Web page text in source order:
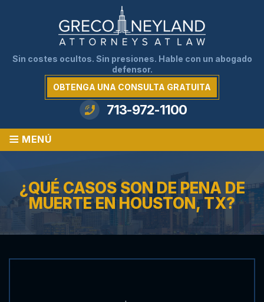
Sin costes ocultos. Sin presiones. Hable con un abogado
defensor.
OBTENGA UNA CONSULTA GRATUITA
713-972-1100
≡ MENÚ
¿QUÉ CASOS SON DE PENA DE
MUERTE EN HOUSTON, TX?